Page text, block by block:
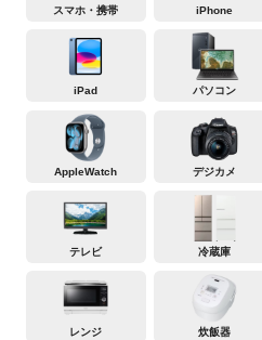
スマホ・携帯 iPhone
iPad パソコン
AppleWatch デジカメ
テレビ 冷蔵庫
レンジ 炊飯器